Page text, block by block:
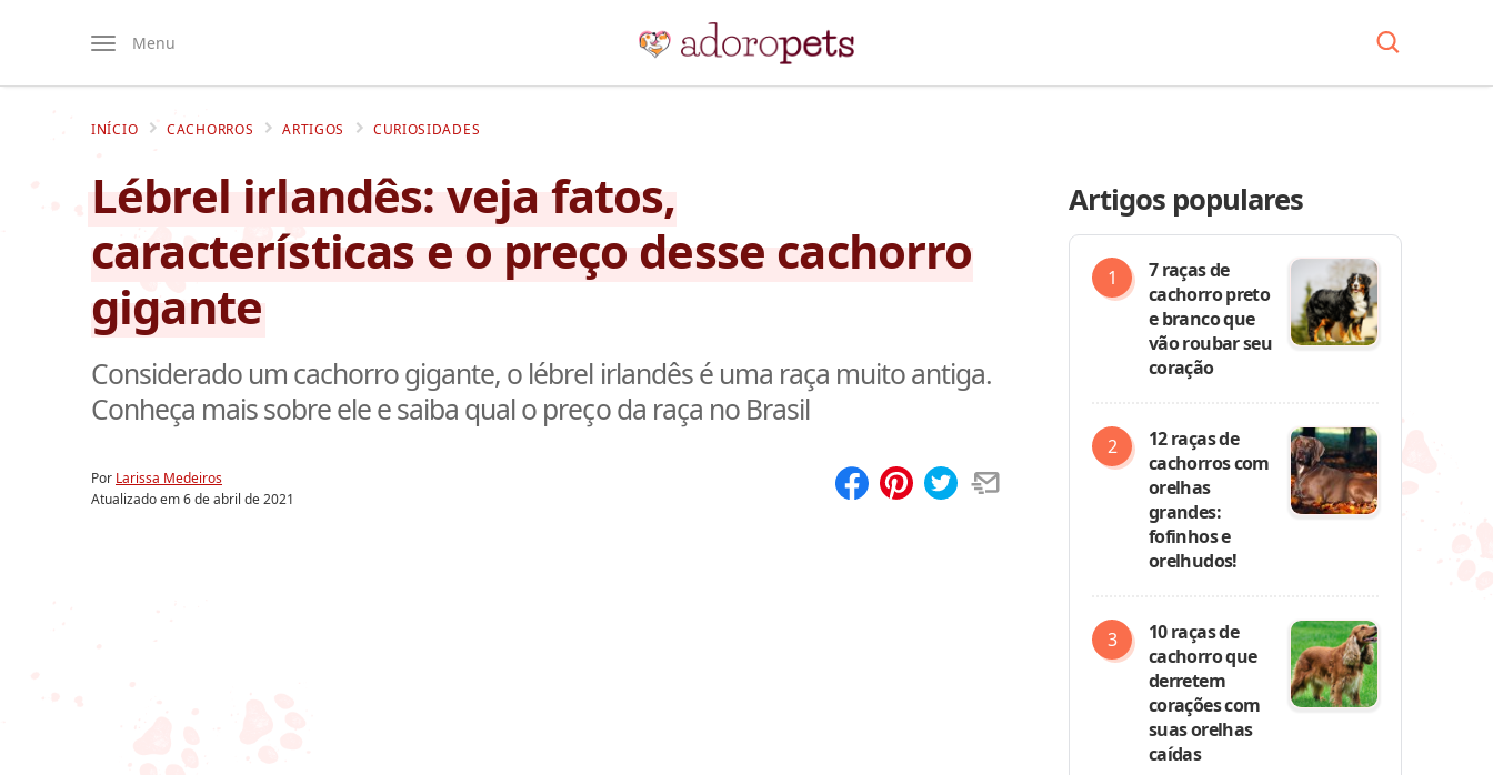
Menu
INÍCIO CACHORROS ARTIGOS CURIOSIDADES
Lébrel irlandês: veja fatos,
características e o preço desse cachorro
gigante
Considerado um cachorro gigante, o lébrel irlandês é uma raça muito antiga.
Conheça mais sobre ele e saiba qual o preço da raça no Brasil
Por Larissa Medeiros
Atualizado em6 de abril de 2021
Artigos populares
7 raças de
cachorro preto
e branco que
vão roubar seu
coração
12 raças de
cachorros com
orelhas
grandes:
fofinhos e
orelhudos!
10 raças de
cachorro que
derretem
corações com
suas orelhas
caídas